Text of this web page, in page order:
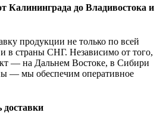
Калининграда до Владивостока и
продукции не только по всей
в страны СНГ. Независимо от того,
— на Дальнем Востоке, в Сибири
— мы обеспечим оперативное
доставки